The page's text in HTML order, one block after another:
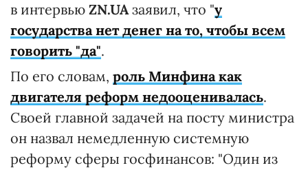
в интервью ZN.UAзаявил, что "у
государства нет денег на то, чтобы всем
говорить "да".
По его словам, роль Минфина как
двигателя реформ недооценивалась.
Своей главной задачей на посту министра
он назвал немедленную системную
реформу сферы госфинансов: "Один из